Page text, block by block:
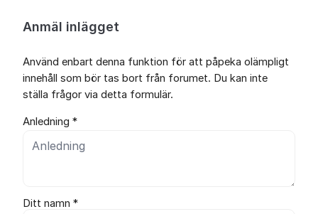
Anmäl inlägget
Använd enbart denna funktion för att påpeka olämpligt
innehåll som bör tas bort från forumet. Du kan inte
ställa frågor via detta formulär.
Anledning *
Ditt namn *